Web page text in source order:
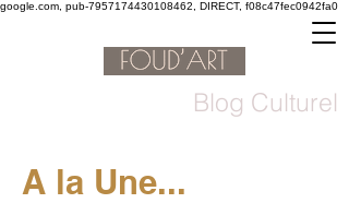
google.com, pub-7957174430108462, DIRECT, f08c47fec0942fa0
Blog Culturel
A la Une...